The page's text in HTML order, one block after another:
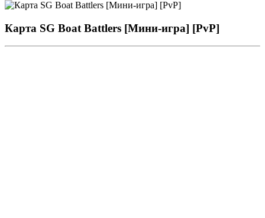
Карта SG Boat Battlers [Mини-игра] [PvP]